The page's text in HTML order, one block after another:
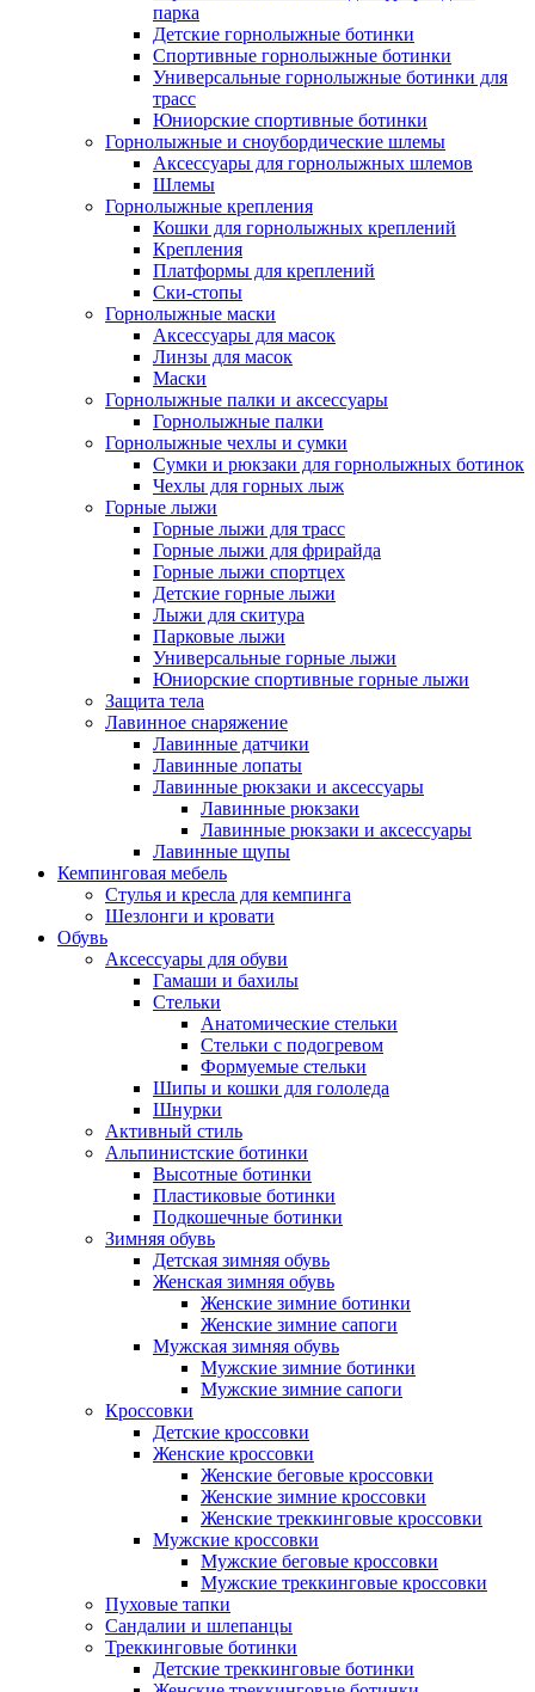
парка
Детские горнолыжные ботинки
Спортивные горнолыжные ботинки
Универсальные горнолыжные ботинки для
трасс
Юниорские спортивные ботинки
Горнолыжные и сноубордические шлемы
Аксессуары для горнолыжных шлемов
Шлемы
Горнолыжные крепления
Кошки для горнолыжных креплений
Крепления
Платформы для креплений
Ски-стопы
Горнолыжные маски
Аксессуары для масок
Линзы для масок
Маски
Горнолыжные палки и аксессуары
Горнолыжные палки
Горнолыжные чехлы и сумки
Сумки и рюкзаки для горнолыжных ботинок
Чехлы для горных лыж
Горные лыжи
Горные лыжи для трасс
Горные лыжи для фрирайда
Горные лыжи спортцех
Детские горные лыжи
Лыжи для скитура
Парковые лыжи
Универсальные горные лыжи
Юниорские спортивные горные лыжи
Защита тела
Лавинное снаряжение
Лавинные датчики
Лавинные лопаты
Лавинные рюкзаки и аксессуары
Лавинные рюкзаки
Лавинные рюкзаки и аксессуары
Лавинные щупы
Кемпинговая мебель
Стулья и кресла для кемпинга
Шезлонги и кровати
Обувь
Аксессуары для обуви
Гамаши и бахилы
Стельки
Анатомические стельки
Стельки с подогревом
Формуемые стельки
Шипы и кошки для гололеда
Шнурки
Активный стиль
Альпинистские ботинки
Высотные ботинки
Пластиковые ботинки
Подкошечные ботинки
Зимняя обувь
Детская зимняя обувь
Женская зимняя обувь
Женские зимние ботинки
Женские зимние сапоги
Мужская зимняя обувь
Мужские зимние ботинки
Мужские зимние сапоги
Кроссовки
Детские кроссовки
Женские кроссовки
Женские беговые кроссовки
Женские зимние кроссовки
Женские треккинговые кроссовки
Мужские кроссовки
Мужские беговые кроссовки
Мужские треккинговые кроссовки
Пуховые тапки
Сандалии и шлепанцы
Треккинговые ботинки
Детские треккинговые ботинки